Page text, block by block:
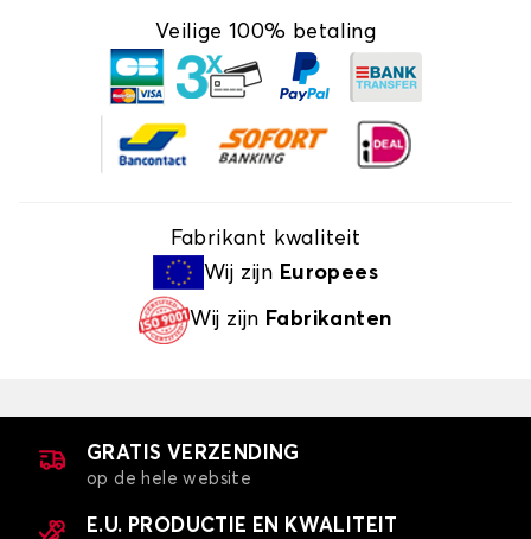
Veilige 100% betaling
Fabrikant kwaliteit
Wij zijn Europees
Wij zijn Fabrikanten
GRATIS VERZENDING
op de hele website
E.U. PRODUCTIE EN KWALITEIT